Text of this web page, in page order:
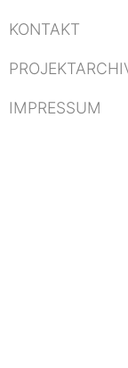
KONTAKT
IMPRESSUM